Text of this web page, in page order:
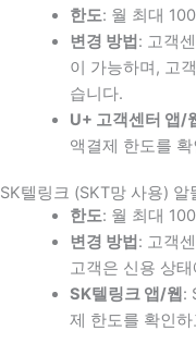
한도: 월 최대
변경 방법 : 고객
이 가능하며, 고
습니다.
U+ 고객센터 앱/
액결제 한도를
SK텔링크 (SKT망 사용) 알
한도: 월 최대
변경 방법 : 고객
고객은 신용 상
SK텔링크 앱/웹 :
제 한도를 확인